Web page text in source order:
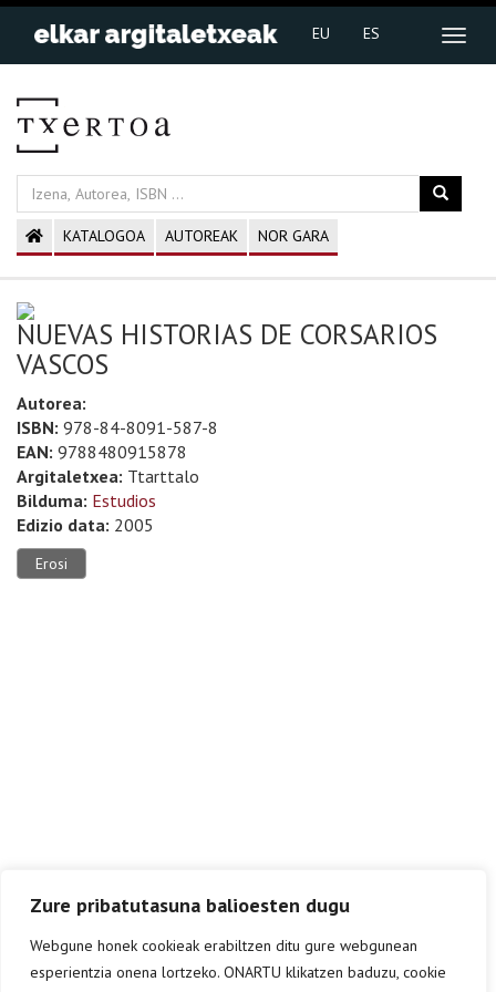
Zure pribatutasuna balioesten dugu
Webgune honek cookieak erabiltzen ditu gure webgunean
esperientzia onena lortzeko. ONARTU klikatzen baduzu, cookie
EU ES
KATALOGOA AUTOREAK NOR GARA
NUEVAS HISTORIAS DE CORSARIOS
VASCOS
Autorea:
ISBN: 978-84-8091-587-8
EAN: 9788480915878
Argitaletxea: Ttarttalo
Bilduma: Estudios
Edizio data: 2005
Erosi